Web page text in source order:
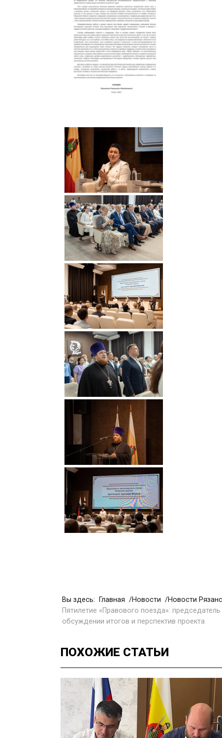
Вы здесь: Главная Новости
Новости
Пятилетие «Правового поезда»:
обсуждении итогов и перспектив проекта
ПОХОЖИЕ СТАТЬИ